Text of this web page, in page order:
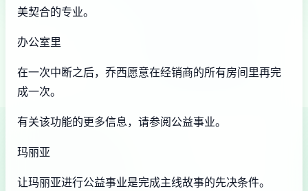
美契合的专业。
办公室里
在一次中断之后，乔西愿意在经销商的所有房间里再完
成一次。
有关该功能的更多信息，请参阅公益事业。
玛丽亚
让玛丽亚进行公益事业是完成主线故事的先决条件。